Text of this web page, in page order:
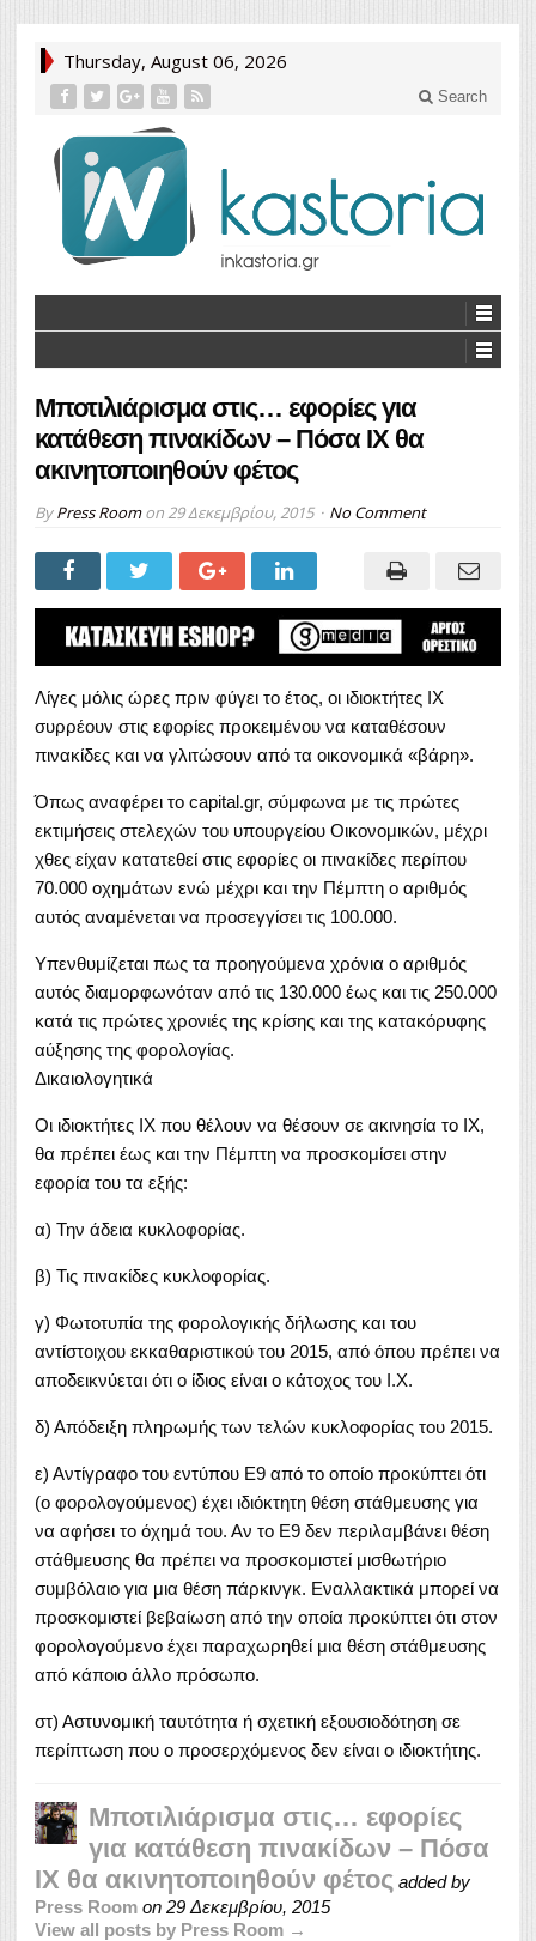
Thursday, August 06, 2026
Search
Μποτιλιάρισμα στις… εφορίες για
κατάθεση πινακίδων – Πόσα ΙΧ θα
ακινητοποιηθούν φέτος
ByPress Roomon 29 Δεκεμβρίου, 2015 No Comment
Λίγες μόλις ώρες πριν φύγει το έτος, οι ιδιοκτήτες ΙΧ
συρρέουν στις εφορίες προκειμένου να καταθέσουν
πινακίδες και να γλιτώσουν από τα οικονομικά «βάρη».
Όπως αναφέρει το capital.gr, σύμφωνα με τις πρώτες
εκτιμήσεις στελεχών του υπουργείου Οικονομικών, μέχρι
χθες είχαν κατατεθεί στις εφορίες οι πινακίδες περίπου
70.000 οχημάτων ενώ μέχρι και την Πέμπτη ο αριθμός
αυτός αναμένεται να προσεγγίσει τις 100.000.
Υπενθυμίζεται πως τα προηγούμενα χρόνια ο αριθμός
αυτός διαμορφωνόταν από τις 130.000 έως και τις 250.000
κατά τις πρώτες χρονιές της κρίσης και της κατακόρυφης
αύξησης της φορολογίας.
Δικαιολογητικά
Οι ιδιοκτήτες ΙΧ που θέλουν να θέσουν σε ακινησία το ΙΧ,
θα πρέπει έως και την Πέμπτη να προσκομίσει στην
εφορία του τα εξής:
α) Την άδεια κυκλοφορίας.
β) Τις πινακίδες κυκλοφορίας.
γ) Φωτοτυπία της φορολογικής δήλωσης και του
αντίστοιχου εκκαθαριστικού του 2015, από όπου πρέπει να
αποδεικνύεται ότι ο ίδιος είναι ο κάτοχος του Ι.Χ.
δ) Απόδειξη πληρωμής των τελών κυκλοφορίας του 2015.
ε) Αντίγραφο του εντύπου Ε9 από το οποίο προκύπτει ότι
(ο φορολογούμενος) έχει ιδιόκτητη θέση στάθμευσης για
να αφήσει το όχημά του. Αν το Ε9 δεν περιλαμβάνει θέση
στάθμευσης θα πρέπει να προσκομιστεί μισθωτήριο
συμβόλαιο για μια θέση πάρκινγκ. Εναλλακτικά μπορεί να
προσκομιστεί βεβαίωση από την οποία προκύπτει ότι στον
φορολογούμενο έχει παραχωρηθεί μια θέση στάθμευσης
από κάποιο άλλο πρόσωπο.
στ) Αστυνομική ταυτότητα ή σχετική εξουσιοδότηση σε
περίπτωση που ο προσερχόμενος δεν είναι ο ιδιοκτήτης.
Μποτιλιάρισμα στις… εφορίες
για κατάθεση πινακίδων – Πόσα
ΙΧ θα ακινητοποιηθούν φέτος added by
Press Room on 29 Δεκεμβρίου, 2015
View all posts by Press Room →